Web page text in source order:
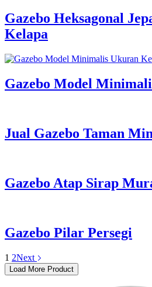
Gazebo Heksagonal
Kelapa
Gazebo Model
Jual Gazebo Taman
Gazebo Atap Sirap
Gazebo Pilar Persegi
1 2Next
Load More Product